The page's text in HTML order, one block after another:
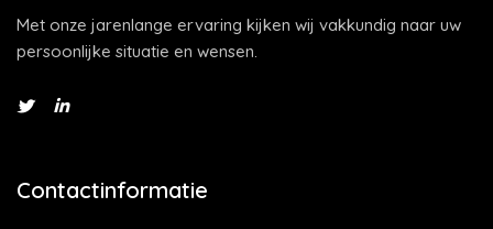
Met onze jarenlange ervaring kijken wij vakkundig naar uw
persoonlijke situatie en wensen.
Contactinformatie